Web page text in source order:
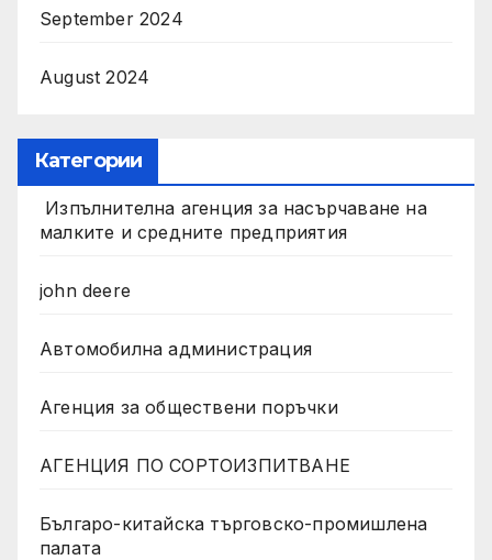
September 2024
August 2024
Категории
Изпълнителна агенция за насърчаване на
малките и средните предприятия
john deere
Автомобилна администрация
Агенция за обществени поръчки
АГЕНЦИЯ ПО СОРТОИЗПИТВАНЕ
Българо-китайска търговско-промишлена
палата